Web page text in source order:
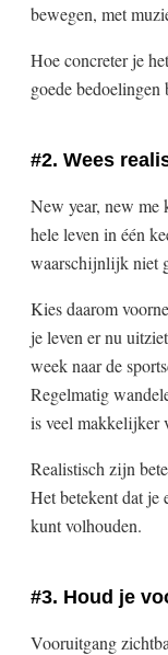
bewegen, met
Hoe concreter je
goede
#2. Wees
New year, new me
hele leven in één
waarschijnlijk niet
Kies daarom
je leven er nu
week naar de
Regelmatig
is veel makkelijker
Realistisch zijn
Het betekent dat je
kunt volhouden.
#3. Houd je
Vooruitgang